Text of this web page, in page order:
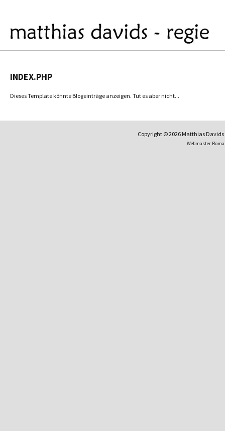
INDEX.PHP
Dieses Template könnte Blogeinträge anzeigen. Tut es aber nicht...
Copyright © 2026 Matthias
Webmaster